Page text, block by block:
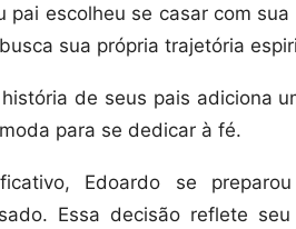
pai escolheu se casar com
sua própria trajetória
de seus pais adiciona
para se dedicar à fé.
Edoardo se
Essa decisão reflete seu